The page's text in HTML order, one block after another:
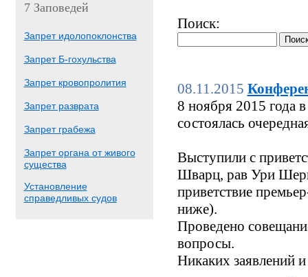
7 Заповедей
Запрет идолопоклонства
Запрет Б-гохульства
Запрет кровопролития
Запрет разврата
Запрет грабежа
Запрет органа от живого
существа
Установление
справедливых судов
Поиск:
08.11.2015
8 ноября 2015 года
состоялась
Выступили с
Шварц, рав Ури
приветствие
ниже).
Проведено
вопросы.
Никаких заявлений